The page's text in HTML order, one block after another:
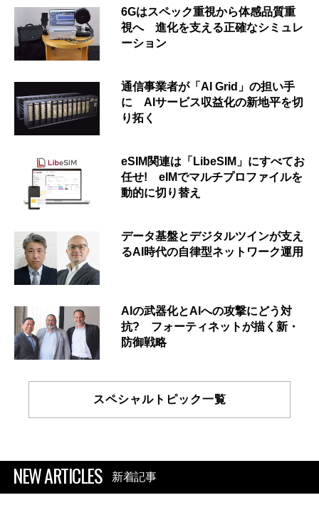
6Gはスペック重視から体感品質重
視へ 進化を支える正確なシミュレ
ーション
通信事業者が「AI Grid」の担い手
に AIサービス収益化の新地平を切
り拓く
eSIM関連は「LibeSIM」にすべてお
任せ! eIMでマルチプロファイルを
動的に切り替え
データ基盤とデジタルツインが支え
るAI時代の自律型ネットワーク運用
AIの武器化とAIへの攻撃にどう対
抗? フォーティネットが描く新・
防御戦略
スペシャルトピック一覧
NEW ARTICLES 新着記事